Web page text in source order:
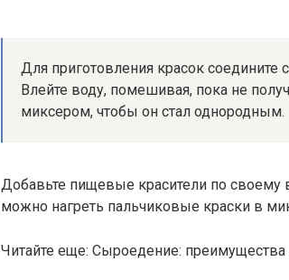
Для приготовления красок соедините
Влейте воду, помешивая, пока не
миксером, чтобы он стал однородным.
Добавьте пищевые красители по своему
можно нагреть пальчиковые краски в
Читайте еще: Сыроедение: преимущества